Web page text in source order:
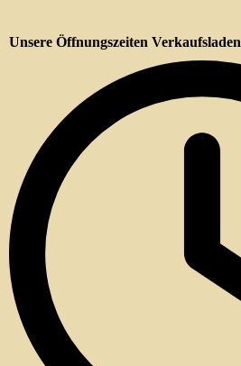
Unsere Öffnungszeiten Verkaufsladen